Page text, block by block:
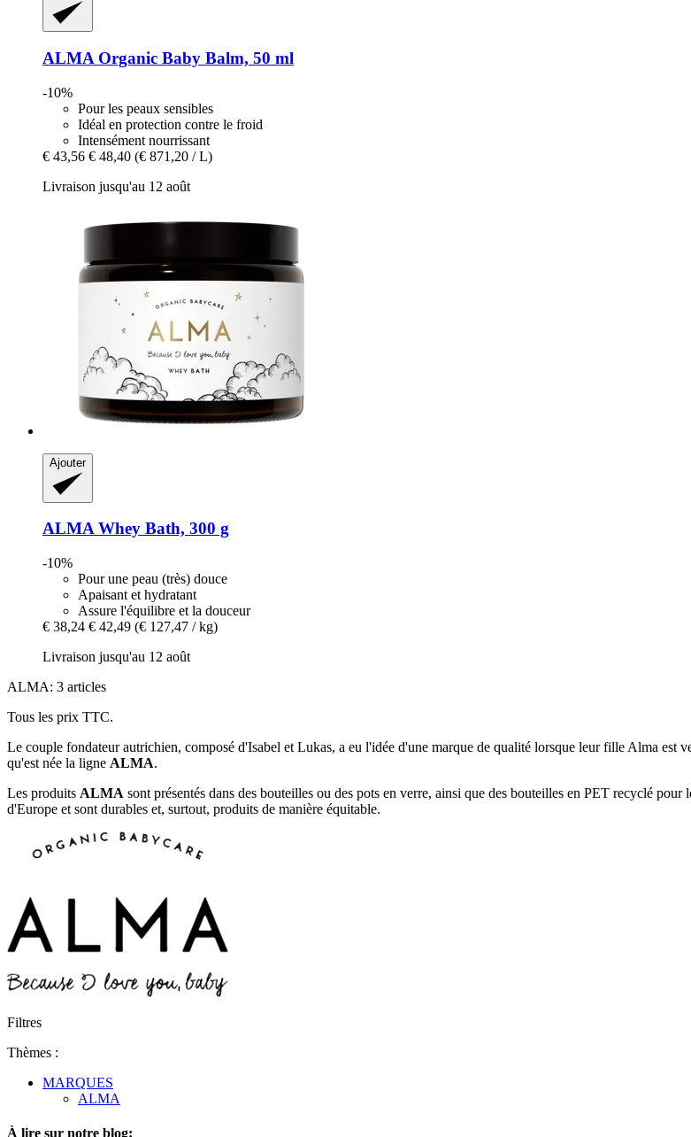
ALMA Organic Baby Balm, 50 ml
-10%
Pour les peaux sensibles
Idéal en protection contre le froid
Intensément nourrissant
€ 43,56 € 48,40 (€ 871,20 / L)
Livraison jusqu'au 12 août
Ajouter
ALMAWhey Bath, 300 g
-10%
Pour une peau (très) douce
Apaisant et hydratant
Assure l'équilibre et la douceur
€ 38,24 € 42,49 (€ 127,47 / kg)
Livraison jusqu'au 12 août
ALMA: 3 articles
Tous les prix TTC.
Le couple fondateur autrichien, composé d'Isabel et Lukas, a eu l'idée d'une marque de qualité lorsque leur fille Alma est
qu'est née la ligne ALMA.
Les produits ALMA sont présentés dans des bouteilles ou des pots en verre, ainsi que des bouteilles en PET recyclé
d'Europe et sont durables et, surtout, produits de manière équitable.
Filtres
Thèmes :
MARQUES
ALMA
À lire sur notre blog: